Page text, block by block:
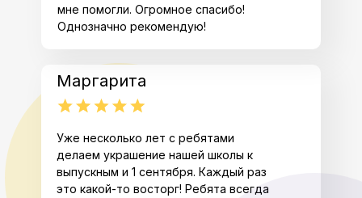
Уже несколько лет с ребятами
делаем украшение нашей школы к
выпускным и 1 сентября. Каждый раз
это какой-то восторг! Ребята всегда
Маргарита
мне помогли. Огромное спасибо!
Однозначно рекомендую!